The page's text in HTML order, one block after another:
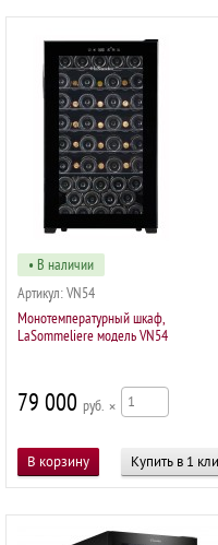
• В наличии
Артикул: VN54
Монотемпературный шкаф,
LaSommeliere модель VN54
79 000 р ×
Купить в 1